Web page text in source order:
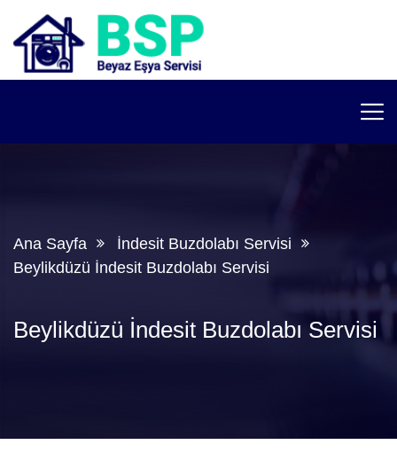
Ana Sayfa
İndesit Buzdolabı Servisi
Beylikdüzü İndesit Buzdolabı Servisi
Beylikdüzü İndesit Buzdolabı Servisi